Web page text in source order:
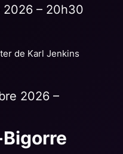
2026 – 20h30
de Karl Jenkins
2026 –